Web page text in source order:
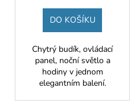
DO KOŠÍKU
Chytrý budík, ovládací
panel, noční světlo a
hodiny v jednom
elegantním balení.